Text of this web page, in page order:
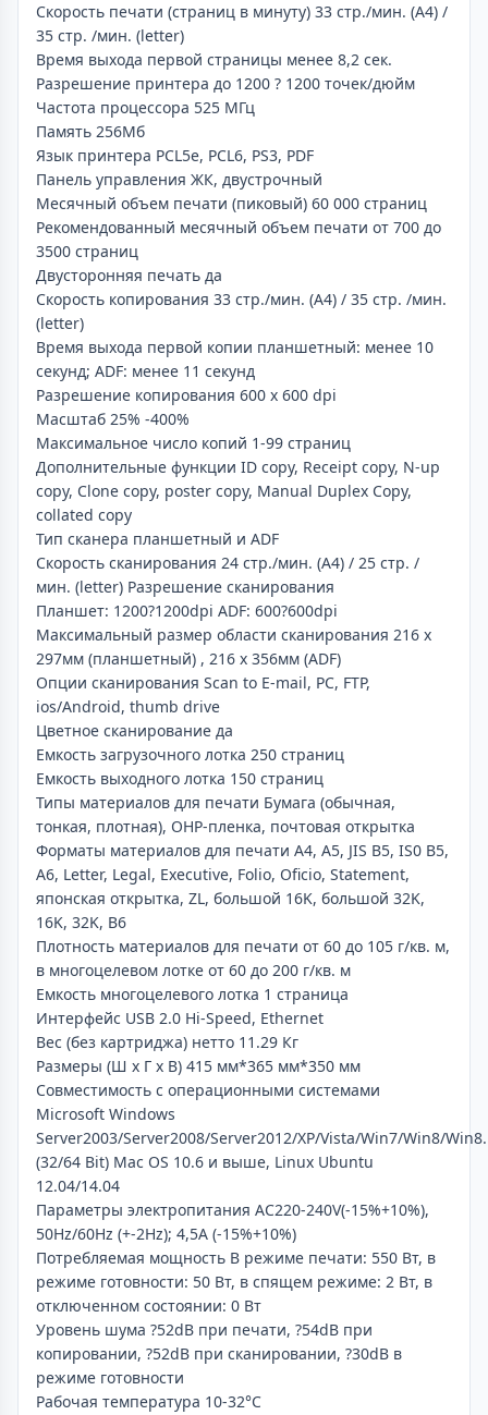
Скорость печати (страниц в минуту) 33 стр./мин. (A4) /
35 стр. /мин. (letter)
Время выхода первой страницы менее 8,2 сек.
Разрешение принтера до 1200 ? 1200 точек/дюйм
Частота процессора 525 МГц
Память 256Мб
Язык принтера PCL5e, PCL6, PS3, PDF
Панель управления ЖК, двустрочный
Месячный объем печати (пиковый) 60 000 страниц
Рекомендованный месячный объем печати от 700 до
3500 страниц
Двусторонняя печать да
Скорость копирования 33 стр./мин. (A4) / 35 стр. /мин.
(letter)
Время выхода первой копии планшетный: менее 10
секунд; ADF: менее 11 секунд
Разрешение копирования 600 х 600 dpi
Масштаб 25% -400%
Максимальное число копий 1-99 страниц
Дополнительные функции ID copy, Receipt copy, N-up
copy, Clone copy, poster copy, Manual Duplex Copy,
collated copy
Тип сканера планшетный и ADF
Скорость сканирования 24 стр./мин. (A4) / 25 стр. /
мин. (letter) Разрешение сканирования
Планшет: 1200?1200dpi ADF: 600?600dpi
Максимальный размер области сканирования 216 x
297мм (планшетный) , 216 x 356мм (ADF)
Опции сканирования Scan to E-mail, PC, FTP,
ios/Android, thumb drive
Цветное сканирование да
Емкость загрузочного лотка 250 страниц
Емкость выходного лотка 150 страниц
Типы материалов для печати Бумага (обычная,
тонкая, плотная), OHP-пленка, почтовая открытка
Форматы материалов для печати A4, A5, JIS B5, IS0 B5,
A6, Letter, Legal, Executive, Folio, Oficio, Statement,
японская открытка, ZL, большой 16K, большой 32K,
16K, 32K, B6
Плотность материалов для печати от 60 до 105 г/кв. м,
в многоцелевом лотке от 60 до 200 г/кв. м
Емкость многоцелевого лотка 1 страница
Интерфейс USB 2.0 Hi-Speed, Ethernet
Вес (без картриджа) нетто 11.29 Кг
Размеры (Ш x Г x В) 415 мм*365 мм*350 мм
Совместимость с операционными системами
Microsoft Windows
Server2003/Server2008/Server2012/XP/Vista/Win7/Win8/
(32/64 Bit) Mac OS 10.6 и выше, Linux Ubuntu
12.04/14.04
Параметры электропитания AC220-240V(-15%+10%),
50Hz/60Hz (+-2Hz); 4,5A (-15%+10%)
Потребляемая мощность В режиме печати: 550 Вт, в
режиме готовности: 50 Вт, в спящем режиме: 2 Вт, в
отключенном состоянии: 0 Вт
Уровень шума ?52dB при печати, ?54dB при
копировании, ?52dB при сканировании, ?30dB в
режиме готовности
Рабочая температура 10-32°C